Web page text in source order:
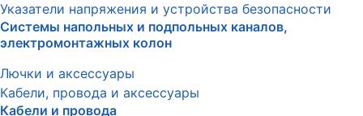
Указатели напряжения и устройства безопасности
Системы напольных и подпольных каналов,
электромонтажных колон
Лючки и аксессуары
Кабели, провода и аксессуары
Кабели и провода